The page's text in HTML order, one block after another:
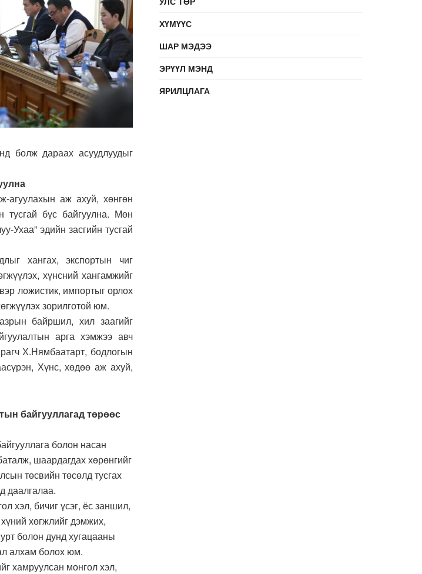
болж дараах асуудлуудыг
агуулахын аж ахуй, хөнгөн
тусгай бүс байгуулна. Мөн
Ухаа” эдийн засгийн тусгай
хангах, экспортын чиг
хүнсний хангамжийг
ложистик, импортыг орлох
зорилготой юм.
байршил, хил заагийг
арга хэмжээ авч
Х.Нямбаатарт, бодлогын
Хүнс, хөдөө аж ахуй,
байгууллагад төрөөс
болон насан
шаардагдах хөрөнгийг
төсвийн төсөлд тусгах
даалгалаа.
хэл, бичиг үсэг, ёс заншил,
хөгжлийг дэмжих,
болон дунд хугацааны
алхам болох юм.
хамруулсан монгол хэл,
ХҮМҮҮС
ШАР МЭДЭЭ
ЭРҮҮЛ МЭНД
ЯРИЛЦЛАГА